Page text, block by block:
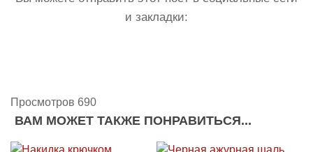
и закладки:
Просмотров 690
ВАМ МОЖЕТ ТАКЖЕ ПОНРАВИТЬСЯ...